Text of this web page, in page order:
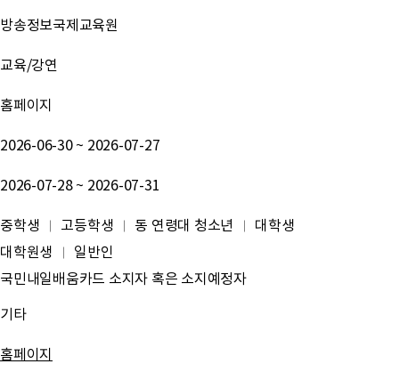
이재헌
방송정보국제교육원
교육/강연
홈페이지
2026-06-30 ~ 2026-07-27
2026-07-28 ~ 2026-07-31
중학생 고등학생 동 연령대 청소년
대학생
대학원생
일반인
국민내일배움카드 소지자 혹은 소지예정자
기타
홈페이지